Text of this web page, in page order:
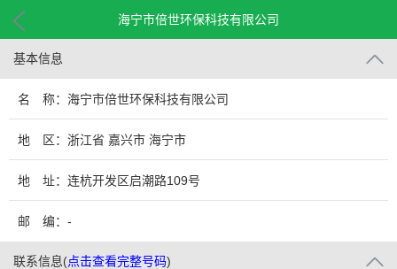
海宁市倍世环保科技有限公司
基本信息
名 称：海宁市倍世环保科技有限公司
地 区：浙江省 嘉兴市 海宁市
地 址：连杭开发区启潮路109号
邮 编：-
联系信息(点击查看完整号码)